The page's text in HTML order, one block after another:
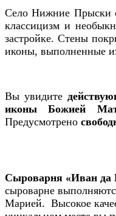
Село Нижние Прыски
классицизм и
застройке. Стены
иконы, выполненные
Вы увидите
иконы Божией
Предусмотрено
Сыроварня «Иван да
сыроварне
Марией. Высокое